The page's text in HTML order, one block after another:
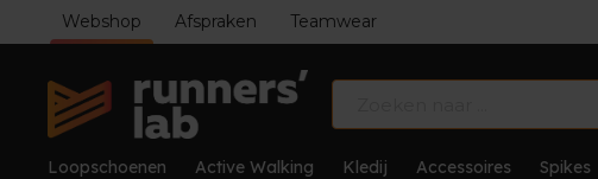
Webshop Afspraken Teamwear
Loopschoenen Active Walking Kledij Accessoires Spikes